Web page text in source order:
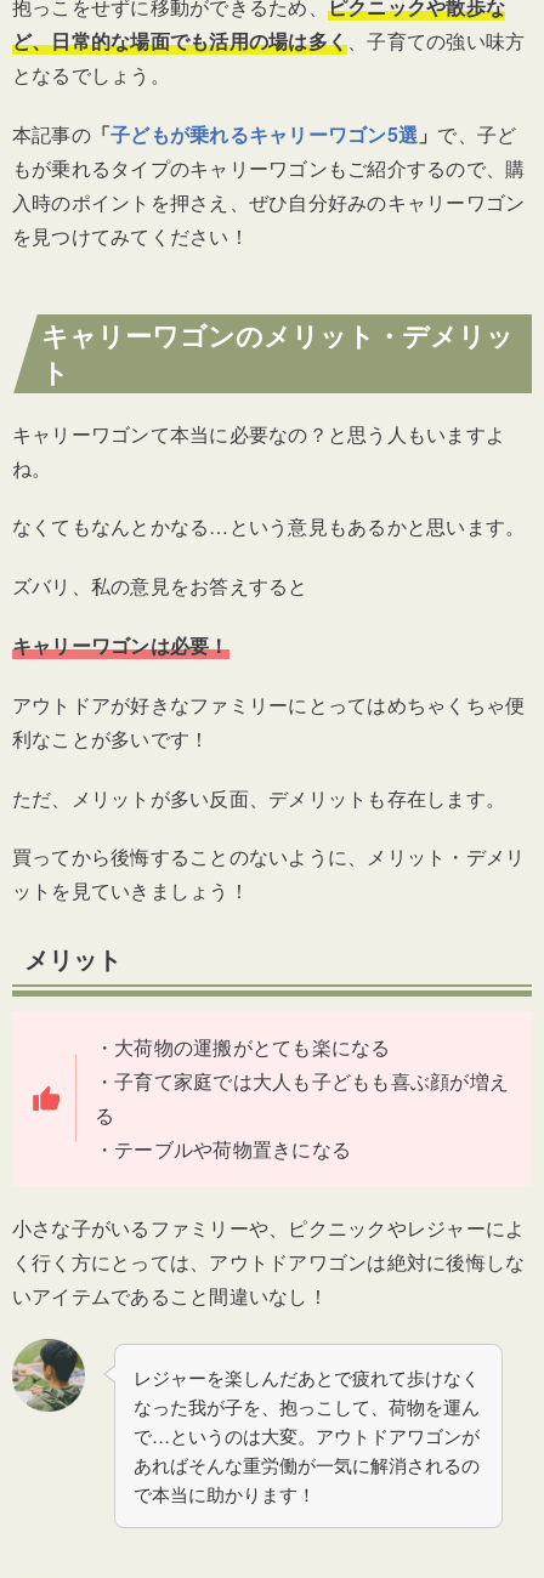
抱っこをせずに移動ができるため、 ピクニックや散歩な
ど、日常的な場面でも活用の場は多く、子育ての強い味方
となるでしょう。
本記事の「子どもが乗れるキャリーワゴン5選 」 で、子ど
もが乗れるタイプのキャリーワゴンもご紹介するので、購
入時のポイントを押さえ、ぜひ自分好みのキャリーワゴン
を見つけてみてください！
キャリーワゴンのメリット・デメリッ
ト
キャリーワゴンて本当に必要なの？と思う人もいますよ
ね。
なくてもなんとかなる…という意見もあるかと思います。
ズバリ、私の意見をお答えすると
キャリーワゴンは必要！
アウトドアが好きなファミリーにとってはめちゃくちゃ便
利なことが多いです！
ただ、メリットが多い反面、デメリットも存在します。
買ってから後悔することのないように、メリット・デメリ
ットを見ていきましょう！
メリット
・大荷物の運搬がとても楽になる
・子育て家庭では大人も子どもも喜ぶ顔が増え
る
・テーブルや荷物置きになる
小さな子がいるファミリーや、ピクニックやレジャーによ
く行く方にとっては、アウトドアワゴンは絶対に後悔しな
いアイテムであること間違いなし！
レジャーを楽しんだあとで疲れて歩けなく
なった我が子を、抱っこして、荷物を運ん
で…というのは大変。アウトドアワゴンが
あればそんな重労働が一気に解消されるの
で本当に助かります！